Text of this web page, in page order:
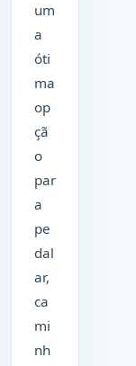
um
a
óti
ma
op
çã
o
par
a
pe
dal
ar,
ca
mi
nh